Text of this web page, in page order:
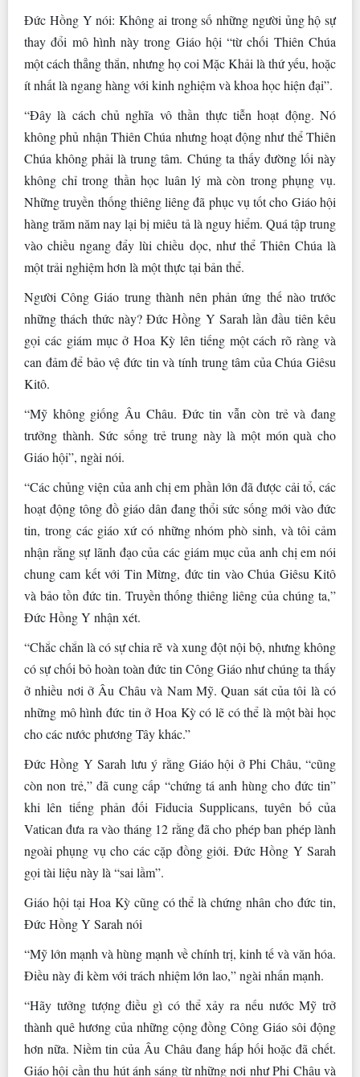
Đức Hồng Y nói: Không ai trong số những người ủng hộ sự
thay đổi mô hình này trong Giáo hội “từ chối Thiên Chúa
một cách thẳng thắn, nhưng họ coi Mặc Khải là thứ yếu, hoặc
ít nhất là ngang hàng với kinh nghiệm và khoa học hiện đại”.
“Đây là cách chủ nghĩa vô thần thực tiễn hoạt động. Nó
không phủ nhận Thiên Chúa nhưng hoạt động như thể Thiên
Chúa không phải là trung tâm. Chúng ta thấy đường lối này
không chỉ trong thần học luân lý mà còn trong phụng vụ.
Những truyền thống thiêng liêng đã phục vụ tốt cho Giáo hội
hàng trăm năm nay lại bị miêu tả là nguy hiểm. Quá tập trung
vào chiều ngang đẩy lùi chiều dọc, như thể Thiên Chúa là
một trải nghiệm hơn là một thực tại bản thể.
Người Công Giáo trung thành nên phản ứng thế nào trước
những thách thức này? Đức Hồng Y Sarah lần đầu tiên kêu
gọi các giám mục ở Hoa Kỳ lên tiếng một cách rõ ràng và
can đảm để bảo vệ đức tin và tính trung tâm của Chúa Giêsu
Kitô.
“Mỹ không giống Âu Châu. Đức tin vẫn còn trẻ và đang
trưởng thành. Sức sống trẻ trung này là một món quà cho
Giáo hội”, ngài nói.
“Các chủng viện của anh chị em phần lớn đã được cải tổ, các
hoạt động tông đồ giáo dân đang thổi sức sống mới vào đức
tin, trong các giáo xứ có những nhóm phò sinh, và tôi cảm
nhận rằng sự lãnh đạo của các giám mục của anh chị em nói
chung cam kết với Tin Mừng, đức tin vào Chúa Giêsu Kitô
và bảo tồn đức tin. Truyền thống thiêng liêng của chúng ta,”
Đức Hồng Y nhận xét.
“Chắc chắn là có sự chia rẽ và xung đột nội bộ, nhưng không
có sự chối bỏ hoàn toàn đức tin Công Giáo như chúng ta thấy
ở nhiều nơi ở Âu Châu và Nam Mỹ. Quan sát của tôi là có
những mô hình đức tin ở Hoa Kỳ có lẽ có thể là một bài học
cho các nước phương Tây khác.”
Đức Hồng Y Sarah lưu ý rằng Giáo hội ở Phi Châu, “cũng
còn non trẻ,” đã cung cấp “chứng tá anh hùng cho đức tin”
khi lên tiếng phản đối Fiducia Supplicans, tuyên bố của
Vatican đưa ra vào tháng 12 rằng đã cho phép ban phép lành
ngoài phụng vụ cho các cặp đồng giới. Đức Hồng Y Sarah
gọi tài liệu này là “sai lầm”.
Giáo hội tại Hoa Kỳ cũng có thể là chứng nhân cho đức tin,
Đức Hồng Y Sarah nói
“Mỹ lớn mạnh và hùng mạnh về chính trị, kinh tế và văn hóa.
Điều này đi kèm với trách nhiệm lớn lao,” ngài nhấn mạnh.
“Hãy tưởng tượng điều gì có thể xảy ra nếu nước Mỹ trở
thành quê hương của những cộng đồng Công Giáo sôi động
hơn nữa. Niềm tin của Âu Châu đang hấp hối hoặc đã chết.
Giáo hội cần thu hút ánh sáng từ những nơi như Phi Châu và